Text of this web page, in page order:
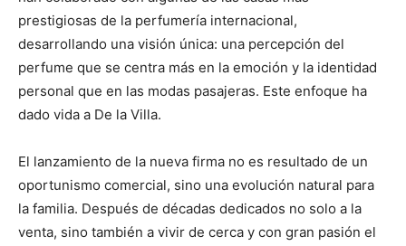
prestigiosas de la perfumería internacional,
desarrollando una visión única: una percepción del
perfume que se centra más en la emoción y la identidad
personal que en las modas pasajeras. Este enfoque ha
dado vida a De la Villa.
El lanzamiento de la nueva firma no es resultado de un
oportunismo comercial, sino una evolución natural para
la familia. Después de décadas dedicados no solo a la
venta, sino también a vivir de cerca y con gran pasión el